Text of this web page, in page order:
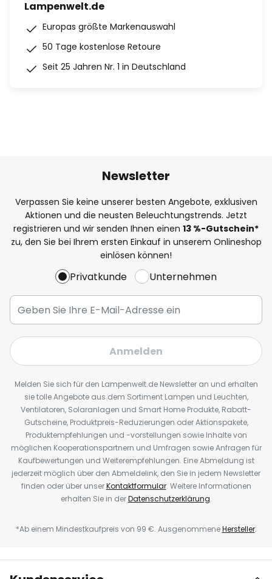
Lampenwelt.de
Europas größte Markenauswahl
50 Tage kostenlose Retoure
Seit 25 Jahren Nr. 1 in Deutschland
Newsletter
Verpassen Sie keine unserer besten Angebote, exklusiven
Aktionen und die neusten Beleuchtungstrends. Jetzt
registrieren und wir senden Ihnen einen 13 %-Gutschein*
zu, den Sie bei Ihrem ersten Einkauf in unserem Onlineshop
einlösen können!
Privatkunde Unternehmen
Anmelden
Melden Sie sich für den Lampenwelt.de Newsletter an und erhalten
sie tolle Angebote aus dem Sortiment Lampen und Leuchten,
Ventilatoren, Solaranlagen und Smart Home Produkte, Rabatt-
Gutscheine, Produktpreis-Reduzierungen oder Aktionspakete,
Produktempfehlungen und -vorstellungen sowie Inhalte von
möglichen Kooperationspartnern und Umfragen sowie Anfragen für
Kaufbewertungen und Weiterempfehlungen. Eine Abmeldung ist
jederzeit möglich über den Abmeldelink, den Sie in jedem Newsletter
finden oder über unserKontaktformular. Weitere Informationen
erhalten Sie in derDatenschutzerklärung.
*Ab einem Mindestkaufpreis von 99 €. AusgenommeneHersteller.